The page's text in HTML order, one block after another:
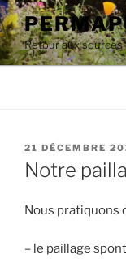
Aller
au
contenu
principal
Retour aux sources
PUBLIÉ
LE
21 DÉCEMBRE
Notre
Nous pratiquons
– le paillage